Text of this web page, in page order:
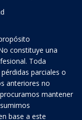
constituye una
Toda
parciales o
anteriores no
mantener
base a este